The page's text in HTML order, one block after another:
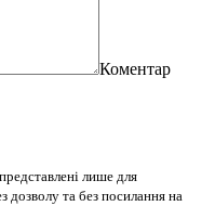
Коментар
лише для
дозволу та без посилання на